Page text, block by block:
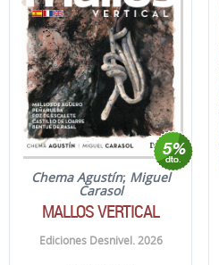
Chema Agustín; Miguel
Carasol
MALLOS VERTICAL
Ediciones Desnivel. 2026